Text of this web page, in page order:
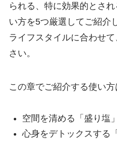
られる、特に効果的とさ
い方を5つ厳選してご紹介
ライフスタイルに合わせ
さい。
この章でご紹介する使い方
空間を清める「盛り塩」
心身をデトックスする